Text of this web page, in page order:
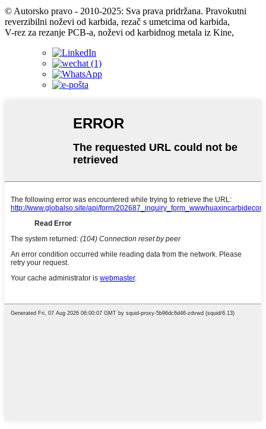
© Autorsko pravo - 2010-2025: Sva prava pridržana. Pravokutni
reverzibilni noževi od karbida, rezač s umetcima od karbida,
V-rez za rezanje PCB-a, noževi od karbidnog metala iz Kine,